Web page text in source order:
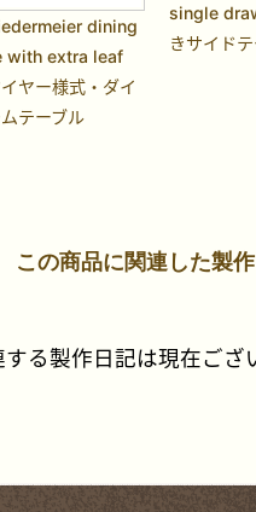
dining
with extra leaf
ヤー様式・ダイ
テーブル
single
きサイド
この商品に関連した製
する製作日記は現在ござ